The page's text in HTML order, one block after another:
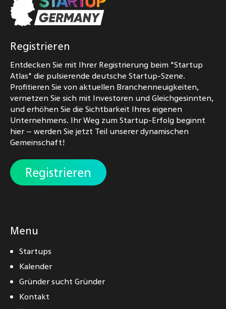
Registrieren
Entdecken Sie mit Ihrer Registrierung beim "Startup
Atlas" die pulsierende deutsche Startup-Szene.
Profitieren Sie von aktuellen Branchenneuigkeiten,
vernetzen Sie sich mit Investoren und Gleichgesinnten,
und erhöhen Sie die Sichtbarkeit Ihres eigenen
Unternehmens. Ihr Weg zum Startup-Erfolg beginnt
hier – werden Sie jetzt Teil unserer dynamischen
Gemeinschaft!
Registrieren
Menu
Startups
Kalender
Gründer sucht Gründer
Kontakt